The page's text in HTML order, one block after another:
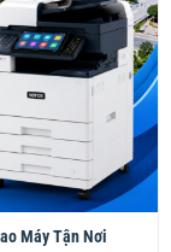
Máy Tận Nơi